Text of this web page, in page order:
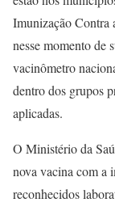
Imunização Contra
nesse momento de
vacinômetro
dentro dos grupos
aplicadas.
O Ministério da
nova vacina com a
reconhecidos